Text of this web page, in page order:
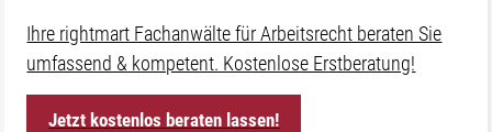
Ihre rightmart Fachanwälte für Arbeitsrecht beraten Sie
umfassend & kompetent. Kostenlose Erstberatung!
Jetzt kostenlos beraten lassen!